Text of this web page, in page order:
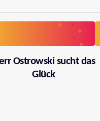
Ostrowski sucht das
Glück